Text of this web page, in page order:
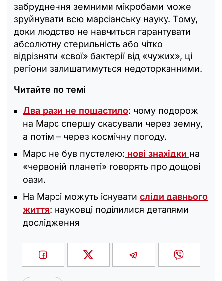
забруднення земними мікробами може
зруйнувати всю марсіанську науку. Тому,
доки людство не навчиться гарантувати
абсолютну стерильність або чітко
відрізняти «свої» бактерії від «чужих», ці
регіони залишатимуться недоторканними.
Читайте по темі
Два рази не пощастило: чому подорож
на Марс спершу скасували через земну,
а потім – через космічну погоду.
Марс не був пустелею: нові знахідки на
«червоній планеті» говорять про дощові
оази.
На Марсі можуть існувати сліди давнього
життя: науковці поділилися деталями
дослідження